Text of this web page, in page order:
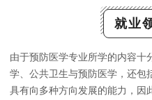
就业
由于预防医学专业所学的内容十
学、公共卫生与预防医学，还包
具有向多种方向发展的能力，因